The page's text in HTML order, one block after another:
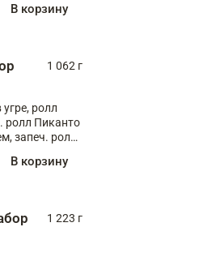
В корзину
1 062 г
ролл
ролл Пиканто
запеч. ролл
В корзину
1 223 г